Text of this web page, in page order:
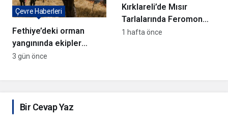
Fethiye’deki orman
yangınında ekipler
anında müdahale ediyor
Çevre Haberleri
3 gün önce
Kırklareli’de Mısır
Tarlalarında Feromon
Tuzaklarıyla Verim
1 hafta önce
Bir Cevap Yaz